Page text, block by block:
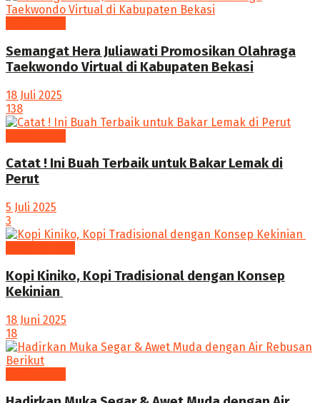
Semangat Hera Juliawati Promosikan Olahraga
Taekwondo Virtual di Kabupaten Bekasi
18 Juli 2025
138
Catat ! Ini Buah Terbaik untuk Bakar Lemak di
Perut
5 Juli 2025
3
Kopi Kiniko, Kopi Tradisional dengan Konsep
Kekinian
18 Juni 2025
18